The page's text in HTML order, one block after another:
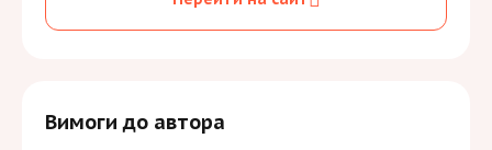
Вимоги до автора
1500
250 $